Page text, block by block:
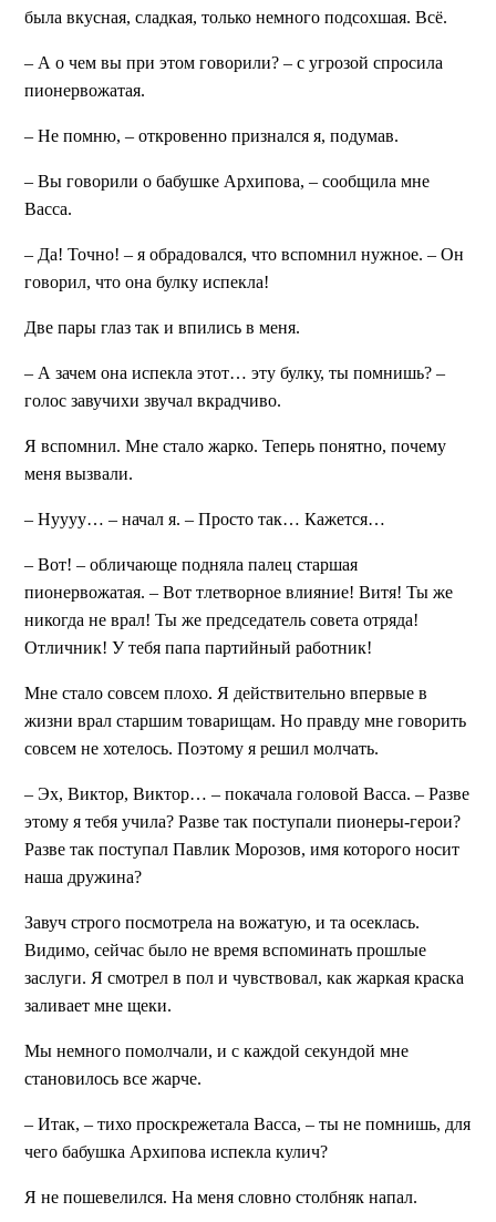
была вкусная, сладкая, только немного подсохшая. Всё.
– А о чем вы при этом говорили? – с угрозой спросила
пионервожатая.
– Не помню, – откровенно признался я, подумав.
– Вы говорили о бабушке Архипова, – сообщила мне
Васса.
– Да! Точно! – я обрадовался, что вспомнил нужное. – Он
говорил, что она булку испекла!
Две пары глаз так и впились в меня.
– А зачем она испекла этот… эту булку, ты помнишь? –
голос завучихи звучал вкрадчиво.
Я вспомнил. Мне стало жарко. Теперь понятно, почему
меня вызвали.
– Нуууу… – начал я. – Просто так… Кажется…
– Вот! – обличающе подняла палец старшая
пионервожатая. – Вот тлетворное влияние! Витя! Ты же
никогда не врал! Ты же председатель совета отряда!
Отличник! У тебя папа партийный работник!
Мне стало совсем плохо. Я действительно впервые в
жизни врал старшим товарищам. Но правду мне говорить
совсем не хотелось. Поэтому я решил молчать.
– Эх, Виктор, Виктор… – покачала головой Васса. – Разве
этому я тебя учила? Разве так поступали пионеры-герои?
Разве так поступал Павлик Морозов, имя которого носит
наша дружина?
Завуч строго посмотрела на вожатую, и та осеклась.
Видимо, сейчас было не время вспоминать прошлые
заслуги. Я смотрел в пол и чувствовал, как жаркая краска
заливает мне щеки.
Мы немного помолчали, и с каждой секундой мне
становилось все жарче.
– Итак, – тихо проскрежетала Васса, – ты не помнишь, для
чего бабушка Архипова испекла кулич?
Я не пошевелился. На меня словно столбняк напал.